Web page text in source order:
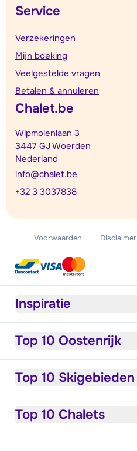
Service
Verzekeringen
Mijn boeking
Veelgestelde vragen
Betalen & annuleren
Chalet.be
Wipmolenlaan 3
3447 GJ Woerden
Nederland
info@chalet.be
+32 3 3037838
Voorwaarden Disclaimer
Inspiratie
Top 10 Oostenrijk
Top 10 Skigebieden
Top 10 Chalets